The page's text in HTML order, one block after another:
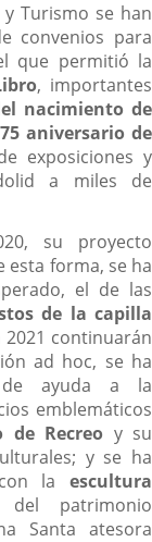
Turismo se han
convenios para
que permitió la
, importantes
nacimiento de
75 aniversario de
exposiciones y
a miles de
su proyecto
esta forma, se ha
el de las
de la capilla
2021 continuarán
ad hoc, se ha
ayuda a la
emblemáticos
de Recreo y su
y se ha
la escultura
del patrimonio
Santa atesora